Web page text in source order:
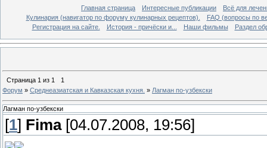
Главная страница Интересные публикации
Всё для
Кулинария (навигатор по форуму кулинарных рецептов).
FAQ (вопросы по
Регистрация на сайте.
История - причёски и... Наши фильмы Раздел
Страница 1 из 1
1
Форум » Среднеазиатская и Кавказская кухня. » Лагман по-узбекски
Лагман по-узбекски
[1] Fima[04.07.2008, 19:56]